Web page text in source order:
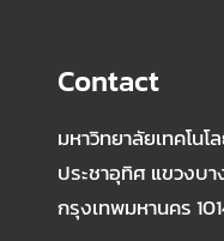
Contact
มหาวิทยาลัยเทคโน
ประชาอุทิศ แขวงบ
กรุงเทพมหานคร